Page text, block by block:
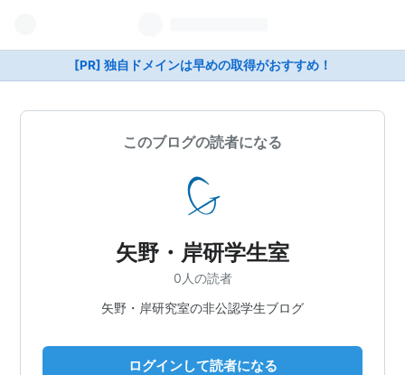
[PR] 独自ドメインは早めの取得がおすすめ！
このブログの読者になる
矢野・岸研学生室
0人の読者
矢野・岸研究室の非公認学生ブログ
ログインして読者になる